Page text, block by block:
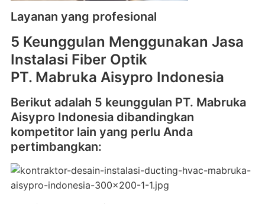
Layanan yang profesional
5 Keunggulan Menggunakan Jasa
Instalasi Fiber Optik
PT. Mabruka Aisypro Indonesia
Berikut adalah 5 keunggulan PT. Mabruka
Aisypro Indonesia dibandingkan
kompetitor lain yang perlu Anda
pertimbangkan: